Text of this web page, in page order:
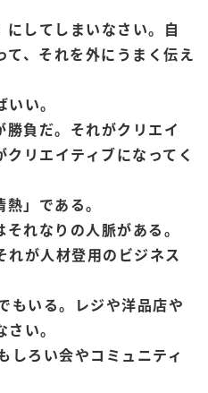
してしまいなさい。自
て、それを外にうまく伝え
い。
負だ。それがクリエイ
リエイティ ブになってく
」である。
れなりの人脈がある。
れが人材登用のビジネス
もいる。レジや洋品店や
い。
ろい会やコミュニティ